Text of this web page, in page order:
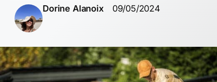
Dorine Alanoix 09/05/2024